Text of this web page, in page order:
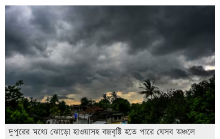
দুপুরের মধ্যে ঝোড়ো হাওয়াসহ বজ্রবৃষ্টি হতে পারে যেসব অঞ্চলে